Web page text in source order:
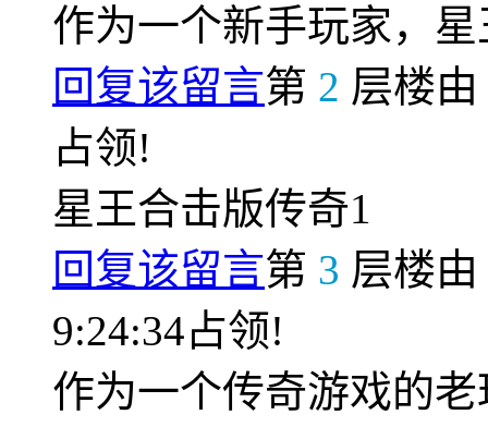
作为一个新手玩家，
回复该留言第 2 层楼由
占领!
星王合击版传奇1
回复该留言第 3 层楼由
9:24:34占领!
作为一个传奇游戏的